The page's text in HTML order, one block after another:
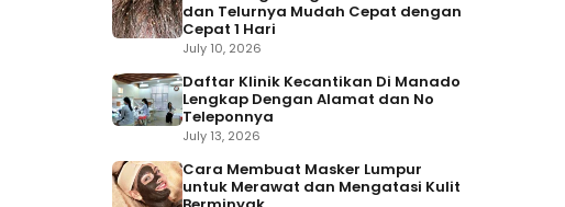
dan Telurnya Mudah Cepat dengan
Cepat 1 Hari
July 10, 2026
Daftar Klinik Kecantikan Di Manado
Lengkap Dengan Alamat dan No
Teleponnya
July 13, 2026
Cara Membuat Masker Lumpur
untuk Merawat dan Mengatasi Kulit